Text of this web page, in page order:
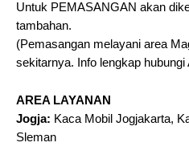
Untuk PEMASANGAN akan
tambahan.
(Pemasangan melayani area
sekitarnya. Info lengkap hubungi
AREA LAYANAN
Jogja: Kaca Mobil Jogjakarta,
Sleman